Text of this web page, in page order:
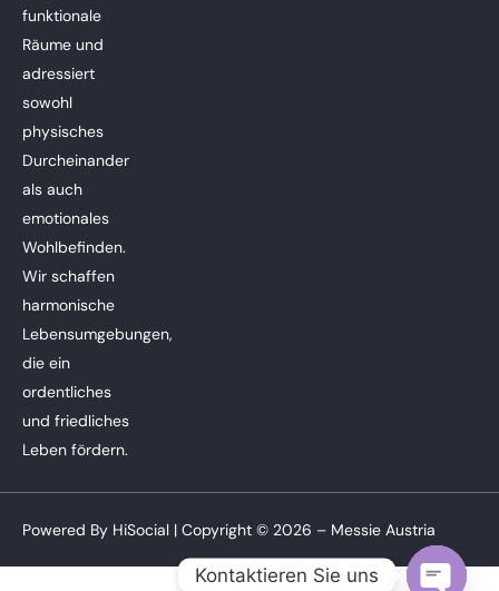
funktionale
Räume und
adressiert
sowohl
physisches
Durcheinander
als auch
emotionales
Wohlbefinden.
Wir schaffen
harmonische
Lebensumgebungen,
die ein
ordentliches
und friedliches
Leben fördern.
Powered By HiSocial | Copyright © 2026 – Messie Austria
Kontaktieren Sie uns